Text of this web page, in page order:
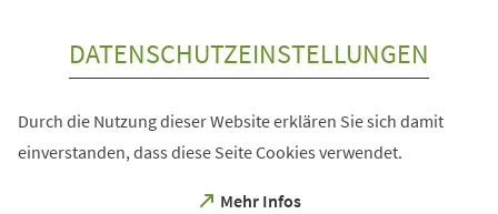
DATENSCHUTZEINSTELLUNGEN
Durch die Nutzung dieser Website erklären Sie sich damit
einverstanden, dass diese Seite Cookies verwendet.
Mehr Infos
(Öffnet